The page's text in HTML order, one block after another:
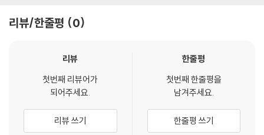
리뷰/한줄평 0
리뷰
첫번째 리뷰어가
되어주세요.
리뷰 쓰기
한줄평
첫번째 한줄평을
남겨주세요.
한줄평 쓰기